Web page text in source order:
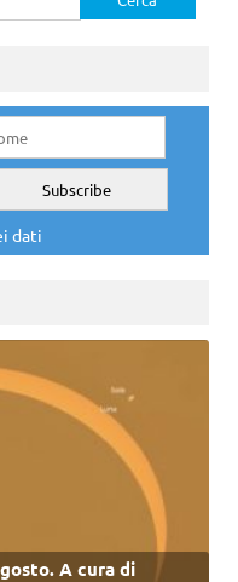
dati
A cura di